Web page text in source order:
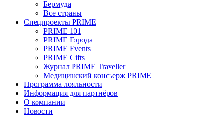
Бермуда
Все страны
Спецпроекты PRIME
PRIME 101
PRIME Города
PRIME Events
PRIME Gifts
Журнал PRIME Traveller
Медицинский консьерж PRIME
Программа лояльности
Информация для партнёров
О компании
Новости